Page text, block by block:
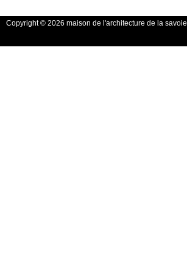
Copyright © 2026 maison de l'architecture de la savoie